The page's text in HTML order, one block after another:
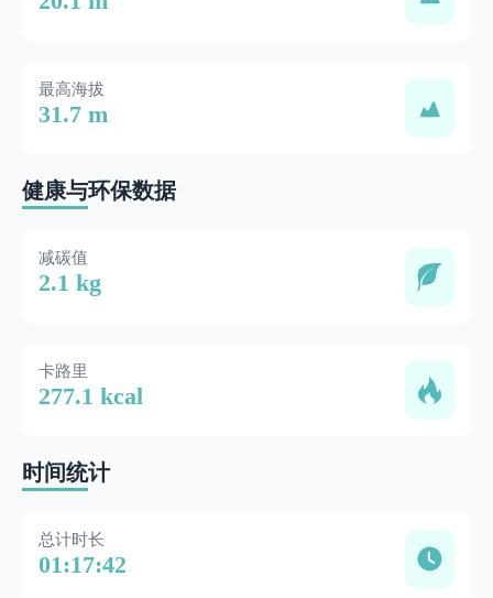
最高海拔
31.7 m
健康与环保数据
减碳值
2.1 kg
卡路里
277.1 kcal
时间统计
总计时长
01:17:42